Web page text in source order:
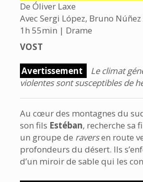
De Óliver Laxe
Avec Sergi López, Bruno
1h 55min | Drame
VOST
Avertissement
Le climat
violentes sont susceptibles de
Au cœur des montagnes du
son fils Estéban, recherche sa
un groupe de raversen route
profondeurs du désert. Ils
d’un miroir de sable qui les